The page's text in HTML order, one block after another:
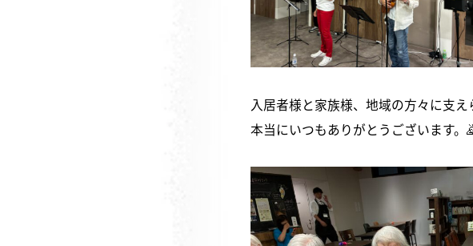
入居者様と家族様、地域の方々に支
本当にいつもありがとうございます。